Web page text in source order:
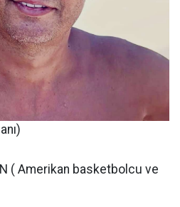
( Amerikan basketbolcu ve